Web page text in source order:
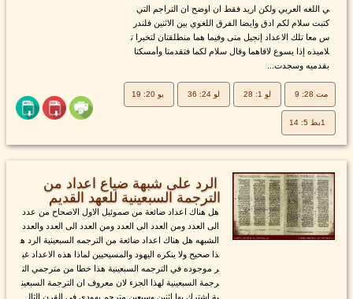
ي اللغه العربي ولكن اريد فقط ان اوضح ان التراجم التي
كتبت سلام لكم ادق وايضا الفرق اللغوي بين الاثنين فلندر
س معا تلك الاعداد إنجيل متى وفيما هما منطلقتان لتخبرا ت
لاميذه إذا يسوع لاقاهما وقال سلام لكما فتقدمتا وأمسكتا
بقدميه وسجدت...
مت 28: 9 لو 1: 28 لو 24: 36 يو 20: 19
الرد على شبهة ضياع اعداد من
الترجمة السبعينية للعهد القديم
هل هناك اعداد ضائعة من صموئيل الاول الاصحاح من عدد
الى العدد ومن العدد الى العدد ومن العدد الى العدد والعدد
الشبهه هل هناك اعداد ضائعة من الترجمه السبعينية الرد ه
ذا صحيح ولا ينكره اليهود والمسيحيين لماذا هذه الاعداد غي
ر موجوده في الترجمه السبعينية هذا خطا من مترجمي الت
رجمة السبعينية لهذا الجزء لان معروف ان الترجمة السبعين
ية اشترك بها اثنين وسبعين مترجم يهودي في القرن الثال